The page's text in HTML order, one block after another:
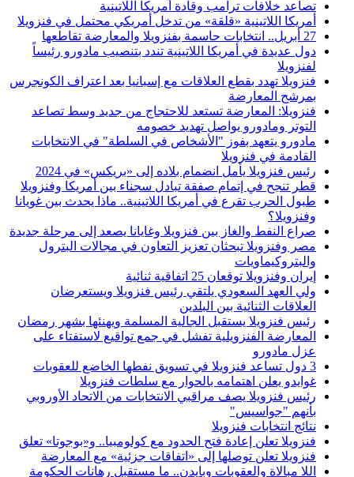
تصاعد خلافات ترامب وقادة أمريكا اللاتينية
أمريكا اللاتينية «قلقة» من تدخل أمريكي محتمل في فنزويلا
27 أبريل.. انتخابات حاسمة بفنزويلا والمعارضة تقاطعها
دول عديدة في أمريكا اللاتينية تندد بتنصيب مادورو رئيساً
لفنزويلا
فنزويلا تهدد بقطع العلاقات مع إسبانيا بعد اعتراف الكونجرس
بمرشح المعارضة
فنزويلا: المعارضة تستعد للاحتجاج من جديد وسط تصاعد
التوتر ومادورو يواصل تهديد خصومه
مادورو يتعهد بفوز "الأشخاص في السلطة" في الانتخابات
القادمة في فنزويلا
رئيس فنزويلا يأمل انضمام بلاده إلى «بريكس» في 2024
قطر تنجح في إتمام صفقة تبادل سجناء بين أمريكا وفنزويلا
طبول الحرب تقرع في أمريكا اللاتينية.. ماذا يحدث بين غويانا
وفنزويلا؟
صراع النفط والغاز بين فنزويلا وغايانا يصعد إلى مرحلة جديدة
مصر وفنزويلا تبحثان تعزيز التعاون في مجالات البترول
والبتروكيماويات
إيران وفنزويلا توقعان 25 اتفاقية ثنائية
ولي العهد السعودي يلتقي رئيس فنزويلا ويستعرضان
العلاقات الثنائية بين البلدين
رئيس فنزويلا يستقبل الجالية المسلمة ويهنئها بشهر رمضان
المعارضة الفنزويلية تفشل في جمع تواقيع لاستفتاء على
عزل مادورو
3 دول تساعد فنزويلا في تسويق نفطها الخاضع للعقوبات
غوايدو يعلن اهتمامه بالحوار مع سلطات فنزويلا
رئيس فنزويلا يصف مراقبي الانتخابات من الاتحاد الأوروبي
بأنهم "جواسيس"
نتائج انتخابات فنزويلا
فنزويلا تعلن إعادة فتح الحدود مع كولومبيا.. و«بوجوتا» تعلق
فنزويلا تعلن توصلها إلى «اتفاقات جزئية» مع المعارضة
اللا مبالاة والعقوبات وبايدن.. ما مستقبل رهانات الحكومة